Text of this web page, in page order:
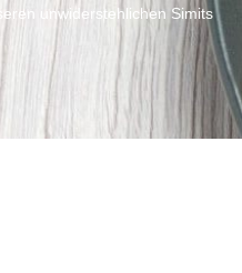
unwiderstehlichen Simits